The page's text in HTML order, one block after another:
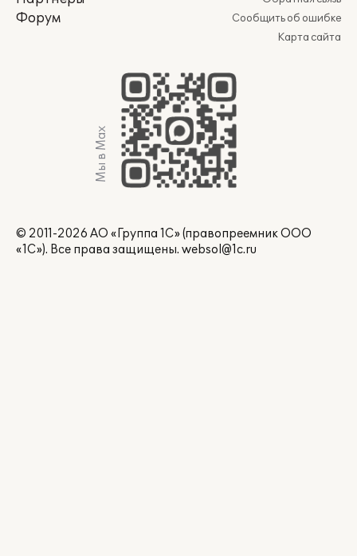
Форум
Сообщить об ошибке
Карта сайта
Мы в Max
© 2011-2026 АО «Группа 1С» (правопреемник ООО
«1С»). Все права защищены. websol@1c.ru